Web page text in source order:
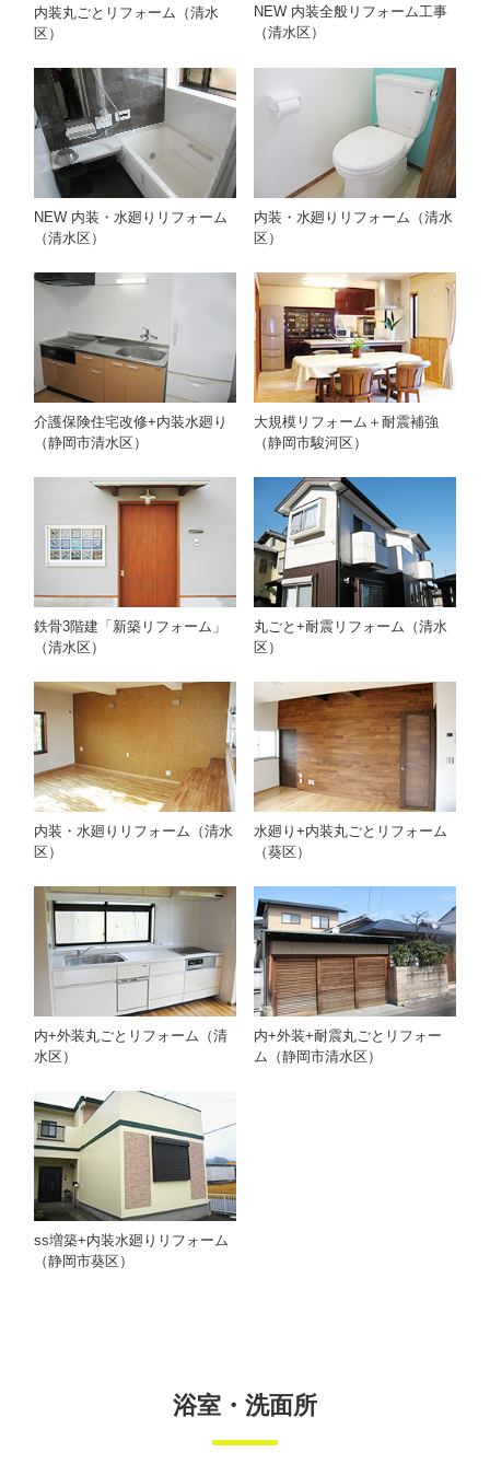
内装丸ごとリフォーム（清水
区）
NEW 内装全般リフォーム工事
（清水区）
NEW 内装・水廻りリフォーム
（清水区）
内装・水廻りリフォーム（清水
区）
介護保険住宅改修+内装水廻り
（静岡市清水区）
大規模リフォーム＋耐震補強
（静岡市駿河区）
鉄骨3階建「新築リフォーム」
（清水区）
丸ごと+耐震リフォーム（清水
区）
内装・水廻りリフォーム（清水
区）
水廻り+内装丸ごとリフォーム
（葵区）
内+外装丸ごとリフォーム（清
水区）
内+外装+耐震丸ごとリフォー
ム（静岡市清水区）
ss増築+内装水廻りリフォーム
（静岡市葵区）
浴室・洗面所